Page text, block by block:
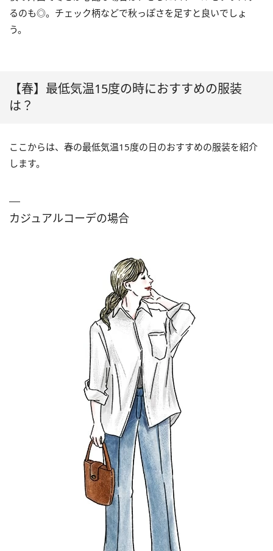
るのも◎。チェック柄などで秋っぽさを足すと良いでしょ
う。
【春】最低気温15度の時におすすめの服装
は？
ここからは、春の最低気温15度の日のおすすめの服装を紹介
します。
カジュアルコーデの場合